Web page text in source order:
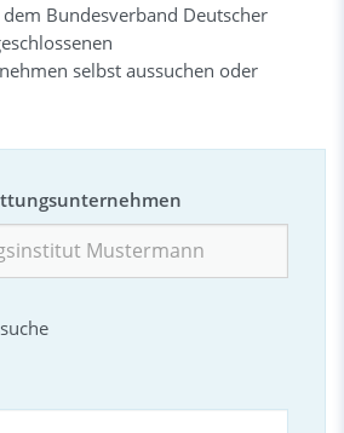
Bundesverband Deutscher
selbst aussuchen oder